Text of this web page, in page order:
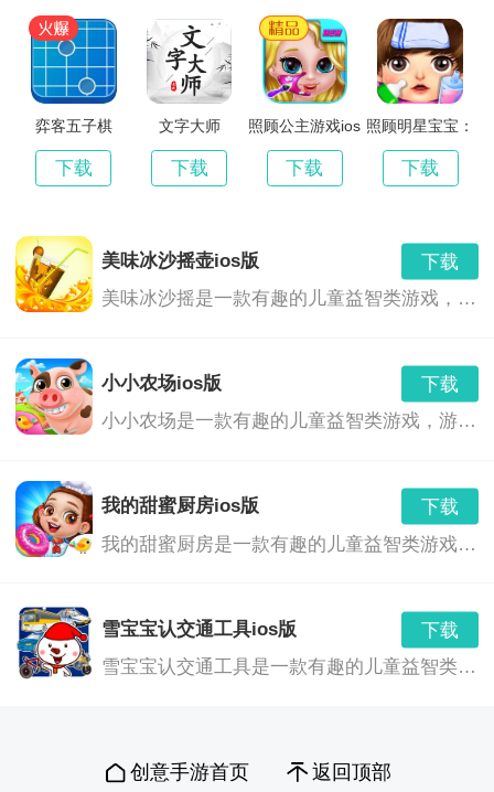
足不同技术玩家的需求。
3、丰富的战斗系统可以让真正的玩家同时在线PK，他
们还可以互相交流，交流技能，共同进步。
容易，气氛很好。
国宝五子棋：十分有趣的五子棋游戏，如果你喜欢有趣
玩法十分的经典。
五子棋：精品棋牌娱乐手游。五子棋相信大家都不会陌
线上与人博弈。
弈客五子棋
下载
文字大师
下载
照顾公主游戏ios
下载
照顾明星宝宝：
版
下载
美味冰沙摇壶ios版
下载
美味冰沙摇是一款有趣的儿童益智类游戏，游戏以精致的画风，简单好玩的游戏方法，给小朋友带来不一样的游戏体验，游戏注重娱乐，喜欢这款游戏的玩家不要错过了。 美味冰沙摇壶ios版 游戏详情
小小农场ios版
下载
小小农场是一款有趣的儿童益智类游戏，游戏以精美的画风，简单易玩的游戏方式，给玩家不一样的游戏体验，游戏充满了新意，喜欢这款游戏的玩家不要错过了。
我的甜蜜厨房ios版
下载
我的甜蜜厨房是一款有趣的儿童益智类游戏，游戏以精美的画风，简单易玩的游戏玩法，让小朋友能够在游戏中感受到制作甜点的乐趣，喜欢这款游戏的玩家不要错过了。 我的甜蜜厨房ios版 游戏详情
雪宝宝认交通工具ios版
下载
雪宝宝认交通工具是一款有趣的儿童益智类游戏，游戏以精简的画风，有趣的游戏玩法，教会宝宝认识更多的交通工具，喜欢这款游戏的玩家不要错过了。 雪宝宝认交通工具ios版 游戏详情
创意手游首页 返回顶部